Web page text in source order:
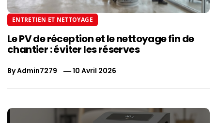
ENTRETIEN ET NETTOYAGE
Le PV de réception et le nettoyage fin de
chantier : éviter les réserves
ByAdmin7279 10 Avril 2026
Navigation